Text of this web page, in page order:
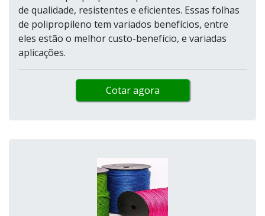
de qualidade, resistentes e eficientes. Essas folhas
de polipropileno tem variados benefícios, entre
eles estão o melhor custo-benefício, e variadas
aplicações.
Cotar agora